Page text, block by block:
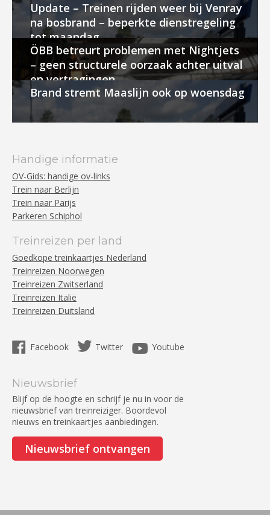
Update – Treinen rijden weer bij Venray
na bosbrand – beperkte dienstregeling
tot maandag
ÖBB betreurt problemen met Nightjets
– geen structurele oorzaak achter uitval
en vertragingen
Brand stremt Maaslijn ook op woensdag
Handige informatie
OV-Gids: handige ov-links
Trein naar Berlijn
Trein naar Parijs
Parkeren Schiphol
Treinreizen per land
Goedkope treinkaartjes Nederland
Treinreizen Noorwegen
Treinreizen Zwitserland
Treinreizen Italië
Treinreizen Duitsland
Facebook Twitter Youtube
Nieuwsbrief
Blijf op de hoogte en schrijf je nu in voor de
nieuwsbrief van treinreiziger. Boordevol
nieuws en treinkaartjes aanbiedingen.
Nieuwsbrief ontvangen